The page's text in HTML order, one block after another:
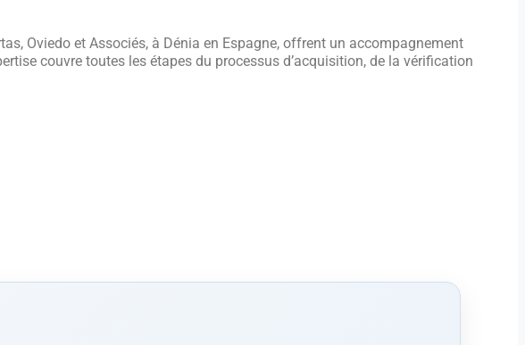
Oviedo et Associés, à Dénia en Espagne, offrent un accompagnement
couvre toutes les étapes du processus d’acquisition, de la vérification